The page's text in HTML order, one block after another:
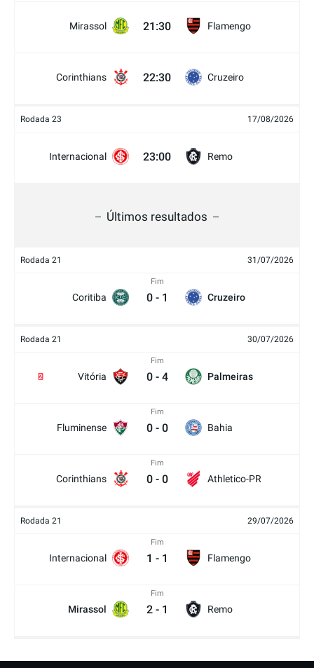
Mirassol 21:30 Flamengo
Corinthians 22:30 Cruzeiro
Rodada 23 17/08/2026
Internacional 23:00 Remo
Últimos resultados
Rodada 21 31/07/2026
Coritiba
Fim
0 - 1 Cruzeiro
Rodada 21 30/07/2026
Vitória
2
Fim
0 - 4 Palmeiras
Fluminense
Fim
0 - 0 Bahia
Corinthians
Fim
0 - 0 Athletico-PR
Rodada 21 29/07/2026
Internacional
Fim
1 - 1 Flamengo
Mirassol
Fim
2 - 1 Remo